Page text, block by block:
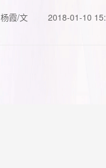
杨霞/文
2018-01-10